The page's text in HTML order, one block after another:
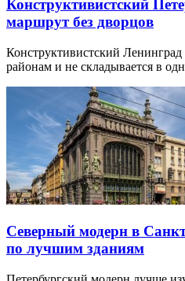
Конструктивистский
маршрут без дворцов
Конструктивистский Ленинград
районам и не складывается в
Северный модерн в
по лучшим зданиям